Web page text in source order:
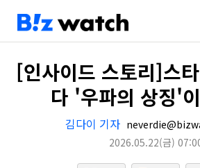
[인사이드 스토리]스
다 '우파의 상징'
김다이 기자
2026.05.22(금)